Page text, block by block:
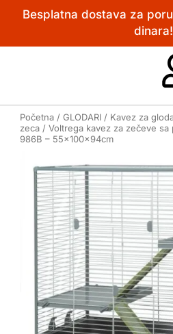
PređiBesplatna dostava za
dinara!
Početna /GLODARI / Kavez za
zeca / Voltrega kavez za zečeve sa
986B – 55x100x94cm